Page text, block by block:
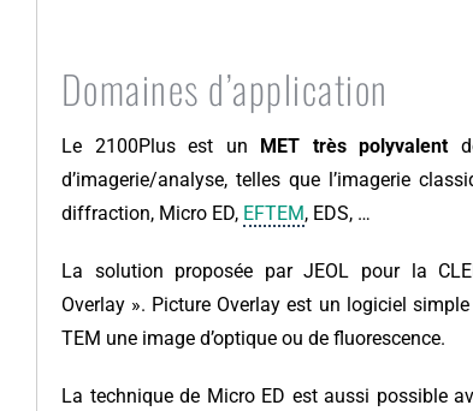
Domaines d’application
Le 2100Plus est un MET très polyvalent
d’imagerie/analyse, telles que l’imagerie
diffraction, Micro ED, EFTEM, EDS, …
La solution proposée par JEOL pour la
Overlay ». Picture Overlay est un logiciel
TEM une image d’optique ou de fluorescence.
La technique de Micro ED est aussi possible